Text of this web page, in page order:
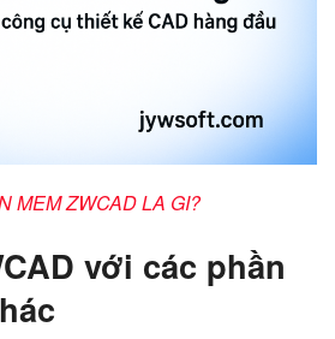
MEM ZWCAD LA GI?
với các phần